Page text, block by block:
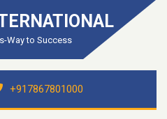
Way to Success
+917867801000